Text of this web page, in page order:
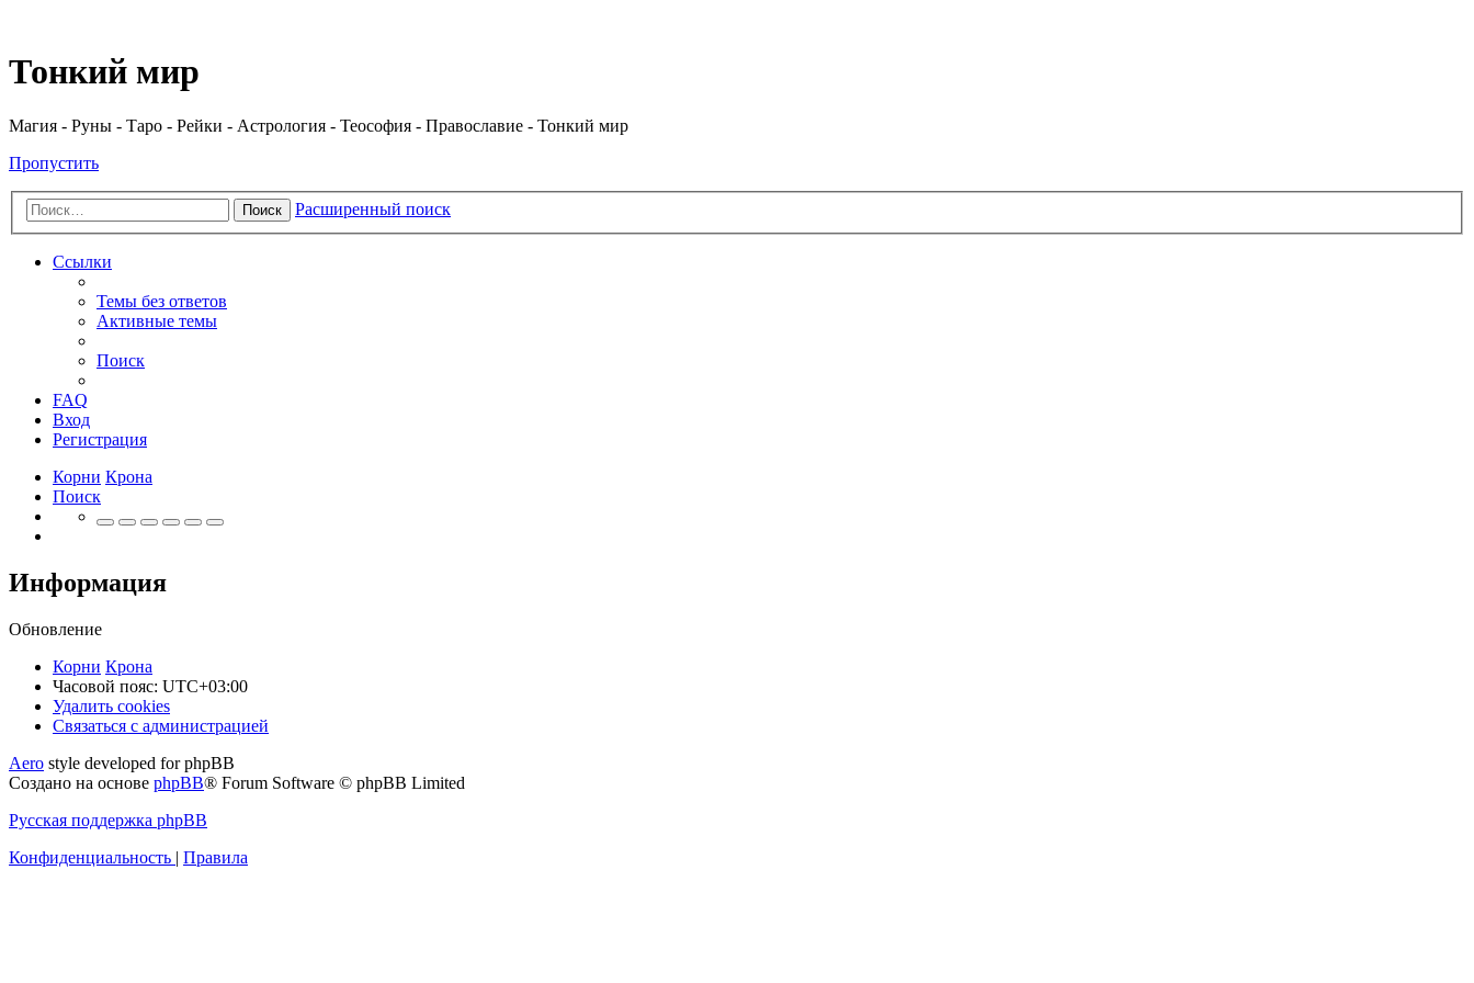
Тонкий мир
Магия - Руны - Таро - Рейки - Астрология - Теософия - Православие - Тонкий мир
Пропустить
Поиск Расширенный поиск
Ссылки
Темы без ответов
Активные темы
Поиск
FAQ
Вход
Регистрация
Корни Крона
Поиск
Информация
Обновление
Корни Крона
Часовой пояс: UTC+03:00
Удалить cookies
Связаться
администрацией
Связаться с администрацией
Aero style developed for phpBB
Создано на основе phpBB® Forum Software © phpBB Limited
Русская поддержка phpBB
Конфиденциальность | Правила